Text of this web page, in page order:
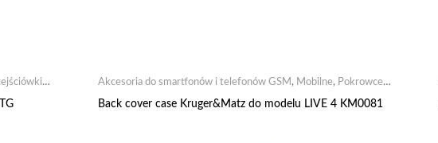
Akcesoria do smartfonów i telefonów GSM , Mobilne, Pokrowce,
Pokrowce silikonowe
Back cover case Kruger&Matz do modelu LIVE 4 KM0081